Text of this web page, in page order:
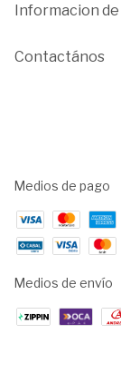
Informacion
Contactános
Medios de pago
Medios de envío